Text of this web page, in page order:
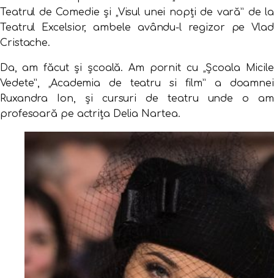
Teatrul de Comedie şi „Visul unei nopţi de vară” de la
Teatrul Excelsior, ambele avându-l regizor pe Vlad
Cristache.
Da, am făcut şi şcoală. Am pornit cu „Şcoala Micile
Vedete”, „Academia de teatru si film” a doamnei
Ruxandra Ion, şi cursuri de teatru unde o am
profesoară pe actriţa Delia Nartea.